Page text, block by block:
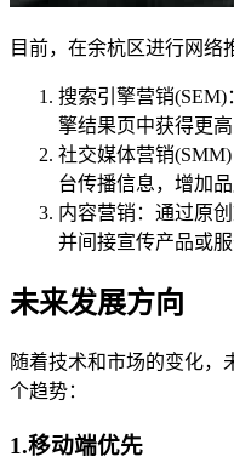
目前，在余杭区进行网络
搜索引擎营销(SEM)
擎结果页中获得更高
社交媒体营销
台传播信息，增加品
内容营销：通过原
并间接宣传产品或服
未来发展方向
随着技术和市场的变化，
个趋势：
1.移动端优先